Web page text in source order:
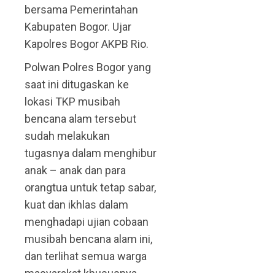
bersama Pemerintahan
Kabupaten Bogor. Ujar
Kapolres Bogor AKPB Rio.
Polwan Polres Bogor yang
saat ini ditugaskan ke
lokasi TKP musibah
bencana alam tersebut
sudah melakukan
tugasnya dalam menghibur
anak – anak dan para
orangtua untuk tetap sabar,
kuat dan ikhlas dalam
menghadapi ujian cobaan
musibah bencana alam ini,
dan terlihat semua warga